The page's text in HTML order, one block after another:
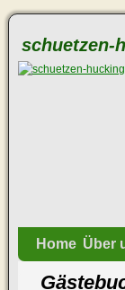
schuetzen-
Home Über